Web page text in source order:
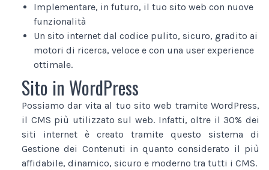
Implementare, in futuro, il tuo sito web con nuove
funzionalità
Un sito internet dal codice pulito, sicuro, gradito ai
motori di ricerca, veloce e con una user experience
ottimale.
Sito in WordPress
Possiamo dar vita al tuo sito web tramite WordPress,
il CMS più utilizzato sul web. Infatti, oltre il 30% dei
siti internet è creato tramite questo sistema di
Gestione dei Contenuti in quanto considerato il più
affidabile, dinamico, sicuro e moderno tra tutti i CMS.